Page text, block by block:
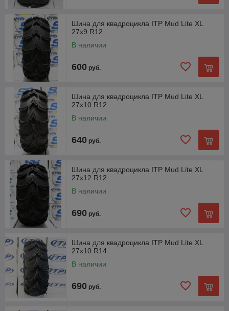
Шина для квадроцикла ITP Mud Lite XL
27x9 R12
В наличии
600 руб.
Шина для квадроцикла ITP Mud Lite XL
27x10 R12
В наличии
640 руб.
Шина для квадроцикла ITP Mud Lite XL
27x12 R12
В наличии
690 руб.
Шина для квадроцикла ITP Mud Lite XL
27x10 R14
В наличии
690 руб.